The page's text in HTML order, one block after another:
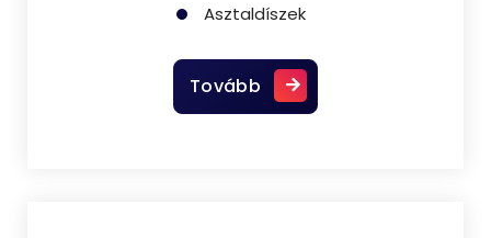
Asztaldíszek
Tovább